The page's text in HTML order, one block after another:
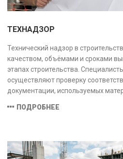
ТЕХНАДЗОР
Технический надзор в
качеством, объёмами и сроками
этапах строительства.
осуществляют проверку
документации, используемых
безопасность и надёжность
ПОДРОБНЕЕ